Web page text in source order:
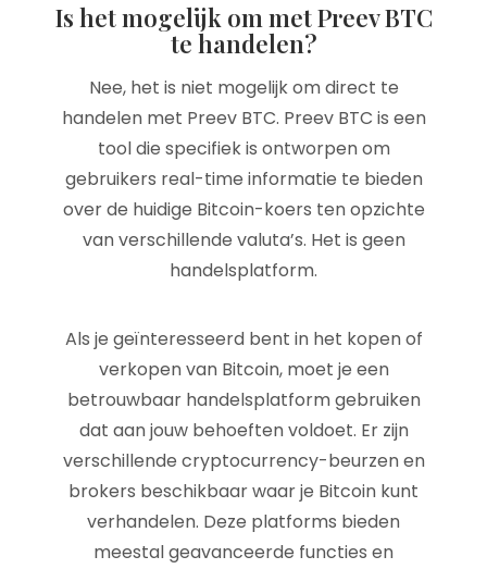
Is het mogelijk om met Preev BTC
te handelen?
Nee, het is niet mogelijk om direct te
handelen met Preev BTC. Preev BTC is een
tool die specifiek is ontworpen om
gebruikers real-time informatie te bieden
over de huidige Bitcoin-koers ten opzichte
van verschillende valuta’s. Het is geen
handelsplatform.
Als je geïnteresseerd bent in het kopen of
verkopen van Bitcoin, moet je een
betrouwbaar handelsplatform gebruiken
dat aan jouw behoeften voldoet. Er zijn
verschillende cryptocurrency-beurzen en
brokers beschikbaar waar je Bitcoin kunt
verhandelen. Deze platforms bieden
meestal geavanceerde functies en